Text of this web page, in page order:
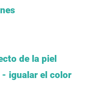
de la piel
igualar el color